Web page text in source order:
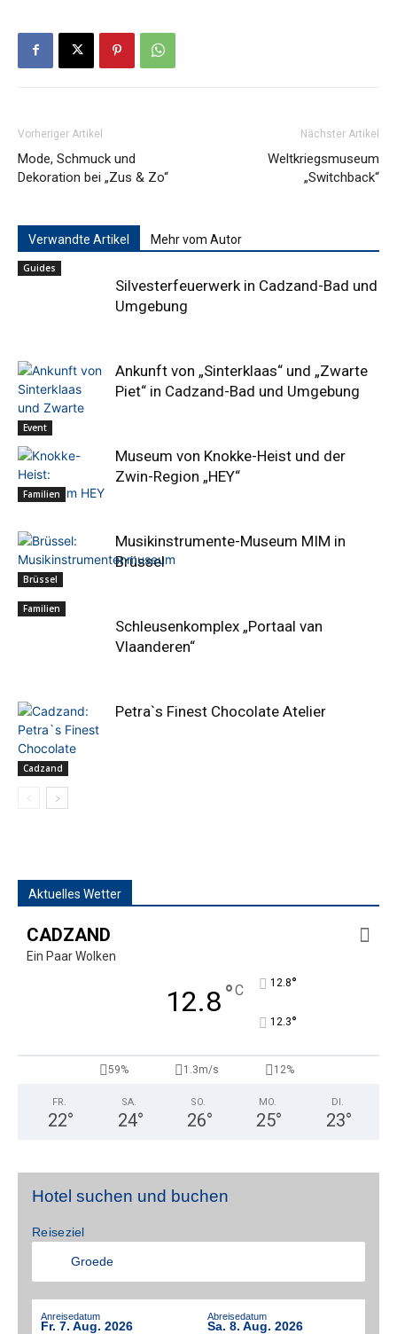
Vorheriger Artikel
Mode, Schmuck und
Dekoration bei „Zus & Zo“
Nächster Artikel
Weltkriegsmuseum
„Switchback“
Verwandte Artikel Mehr vom Autor
Guides
Silvesterfeuerwerk in Cadzand-Bad und
Umgebung
Event
Ankunft von „Sinterklaas“ und „Zwarte
Piet“ in Cadzand-Bad und Umgebung
Familien
Museum von Knokke-Heist und der
Zwin-Region „HEY“
Brüssel
Musikinstrumente-Museum MIM in
Brüssel
Familien
Schleusenkomplex „Portaal van
Vlaanderen“
Cadzand
Petra`s Finest Chocolate Atelier
Aktuelles Wetter
CADZAND
Ein Paar Wolken
12.8°C 12.8°
12.3°
59% 1.3m/s 12%
FR.
22°
SA.
24°
SO.
26°
MO.
25°
DI.
23°
Hotel suchen und buchen
Reiseziel
Anreisedatum
Fr. 7. Aug. 2026
Abreisedatum
Sa. 8. Aug. 2026